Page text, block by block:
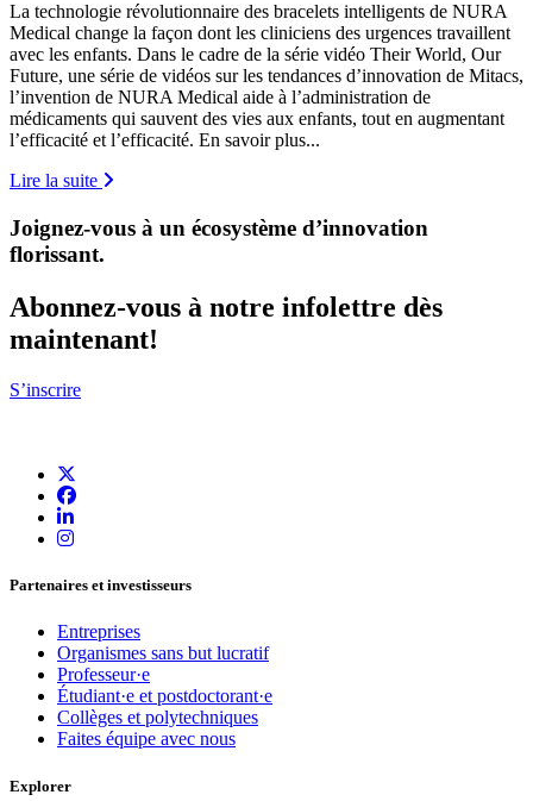
La technologie révolutionnaire des bracelets intelligents de NURA
Medical change la façon dont les cliniciens des urgences travaillent
avec les enfants. Dans le cadre de la série vidéo Their World, Our
Future, une série de vidéos sur les tendances d’innovation de Mitacs,
l’invention de NURA Medical aide à l’administration de
médicaments qui sauvent des vies aux enfants, tout en augmentant
l’efficacité et l’efficacité. En savoir plus...
Lire la suite
Joignez-vous à un écosystème d’innovation
florissant.
Abonnez-vous à notre infolettre dès
maintenant!
S’inscrire
Partenaires et investisseurs
Entreprises
Organismes sans but lucratif
Professeur·e
Étudiant·e et postdoctorant·e
Collèges et polytechniques
Faites équipe avec nous
Explorer